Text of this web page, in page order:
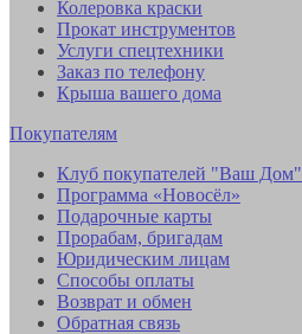
Колеровка краски
Прокат инструментов
Услуги спецтехники
Заказ по телефону
Крыша вашего дома
Покупателям
Клуб покупателей "Ваш Дом"
Программа «Новосёл»
Подарочные карты
Прорабам, бригадам
Юридическим лицам
Способы оплаты
Возврат и обмен
Обратная связь